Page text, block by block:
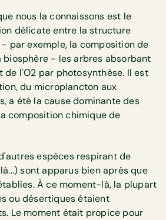
nous la connaissons est le
délicate entre la structure
par exemple, la composition de
- les arbres absorbant
de l'O2 par photosynthèse. Il est
du microplancton aux
a été la cause dominante des
composition chimique de
espèces respirant de
sont apparus bien après que
À ce moment-là, la plupart
ou désertiques étaient
Le moment était propice pour